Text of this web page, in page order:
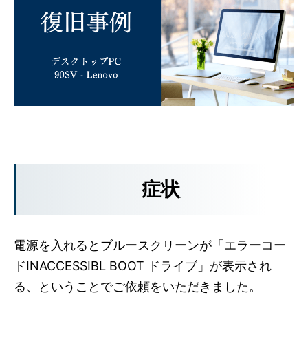
症状
電源を入れるとブルースクリーンが「エラーコー
ドINACCESSIBL BOOT ドライブ」が表示され
る、ということでご依頼をいただきました。